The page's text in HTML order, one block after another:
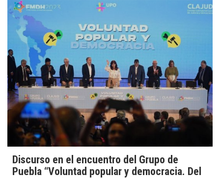
Discurso en el encuentro del Grupo de
Puebla “Voluntad popular y democracia. Del